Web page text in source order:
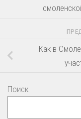
Как в
Поиск